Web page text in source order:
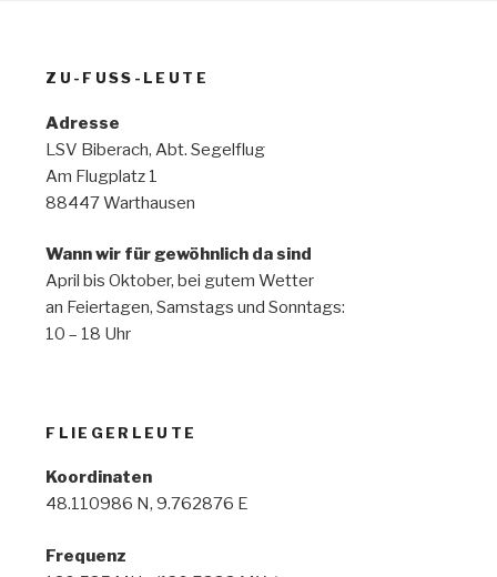
ZU-FUSS-LEUTE
Adresse
LSV Biberach, Abt. Segelflug
Am Flugplatz 1
88447 Warthausen
Wann wir für gewöhnlich da sind
April bis Oktober, bei gutem Wetter
an Feiertagen, Samstags und Sonntags:
10 – 18 Uhr
FLIEGERLEUTE
Koordinaten
48.110986 N, 9.762876 E
Frequenz